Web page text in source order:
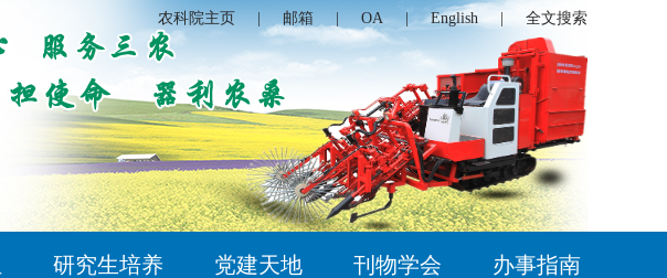
农科院主页 邮箱 OA English 全文搜索
研究生培养 党建天地 刊物学会 办事指南